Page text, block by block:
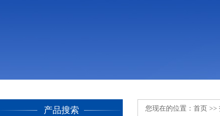
产品搜索 您现在的位置： 首页 >>